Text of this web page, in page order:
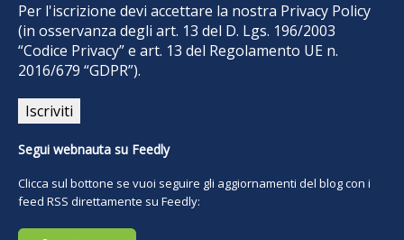
Per l'iscrizione devi accettare la nostra Privacy Policy
(in osservanza degli art. 13 del D. Lgs. 196/2003
“Codice Privacy” e art. 13 del Regolamento UE n.
2016/679 “GDPR”).
Segui webnauta su Feedly
Clicca sul bottone se vuoi seguire gli aggiornamenti del blog con i
feed RSS direttamente su Feedly: